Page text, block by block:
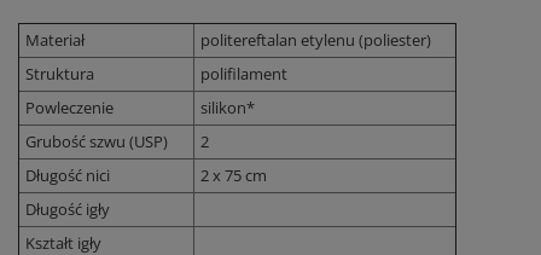
Materiał
politereftalan etylenu (poliester)
Struktura
polifilament
Powleczenie
silikon*
Grubość szwu (USP)
2
Długość nici
2 x 75 cm
Długość igły
Kształt igły